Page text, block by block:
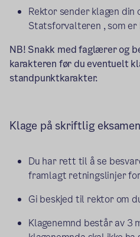
Rektor sender klagen
Statsforvalteren , som er
NB! Snakk med faglærer og
karakteren før du eventuelt
standpunktkarakter.
Klage på skriftlig
Du har rett til å se
framlagt retningslinjer
Gi beskjed til rektor om
Klagenemnd består av 3